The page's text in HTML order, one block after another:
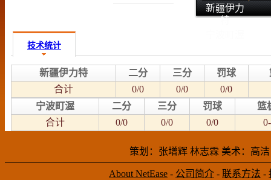
新疆伊力
特
技术统计
新疆伊力特 二分 三分 罚球
合计
0/0 0/0
0/0
宁波町渥
二分 三分 罚球
篮
合计
0/0 0/0 0/0
策划：张增辉 林志霖 美术：高
About NetEase - 公司简介 - 联系方法 -